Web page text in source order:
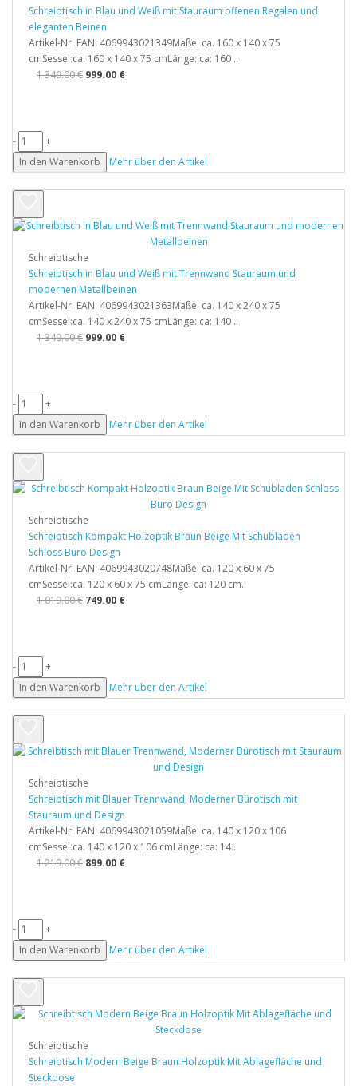
Schreibtisch in Blau und Weiß mit Stauraum offenen Regalen und
eleganten Beinen
Artikel-Nr. EAN: 4069943021349Maße: ca. 160 x 140 x 75
cmSessel:ca. 160 x 140 x 75 cmLänge: ca: 160 ..
1 349.00 € 999.00 €
-
+
In den Warenkorb
Mehr über den Artikel
Schreibtische
Schreibtisch in Blau und Weiß mit Trennwand Stauraum und
modernen Metallbeinen
Artikel-Nr. EAN: 4069943021363Maße: ca. 140 x 240 x 75
cmSessel:ca. 140 x 240 x 75 cmLänge: ca: 140 ..
1 349.00 € 999.00 €
-
+
In den Warenkorb
Mehr über den Artikel
Schreibtische
Schreibtisch Kompakt Holzoptik Braun Beige Mit Schubladen
Schloss Büro Design
Artikel-Nr. EAN: 4069943020748Maße: ca. 120 x 60 x 75
cmSessel:ca. 120 x 60 x 75 cmLänge: ca: 120 cm..
1 019.00 € 749.00 €
-
+
In den Warenkorb
Mehr über den Artikel
Schreibtische
Schreibtisch mit Blauer Trennwand, Moderner Bürotisch mit
Stauraum und Design
Artikel-Nr. EAN: 4069943021059Maße: ca. 140 x 120 x 106
cmSessel:ca. 140 x 120 x 106 cmLänge: ca: 14..
1 219.00 € 899.00 €
-
+
In den Warenkorb
Mehr über den Artikel
Schreibtische
Schreibtisch Modern Beige Braun Holzoptik Mit Ablagefläche und
Steckdose